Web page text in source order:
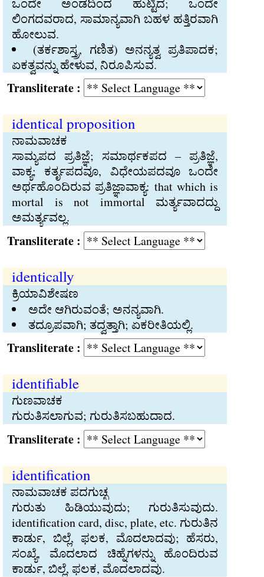
ಒಂದೇ ಅಂಡದಿಂದ ಹುಟ್ಟಿದ; ಒಂದೇ
ಲಿಂಗದವರಾದ, ಸಾಮಾನ್ಯವಾಗಿ ಬಹಳ ಹತ್ತಿರವಾಗಿ
ಹೋಲುವ.
(ತರ್ಕಶಾಸ್ತ್ರ, ಗಣಿತ) ಅನನ್ಯತ್ವ ಪ್ರತಿಪಾದಕ;
ಏಕತ್ವವನ್ನು ಹೇಳುವ, ನಿರೂಪಿಸುವ.
:
identical proposition
ನಾಮವಾಚಕ
ಸಾಮ್ಯಪದ ಪ್ರತಿಜ್ಞೆ; ಸಮಾರ್ಥಕಪದ – ಪ್ರತಿಜ್ಞೆ,
ವಾಕ್ಯ; ಕರ್ತೃಪದವೂ, ವಿಧೇಯಪದವೂ ಒಂದೇ
ಅರ್ಥಹೊಂದಿರುವ ಪ್ರತಿಜ್ಞಾವಾಕ್ಯ: that which is
mortal is not immortal ಮರ್ತ್ಯವಾದದ್ದು
ಅಮರ್ತ್ಯವಲ್ಲ.
:
identically
ಕ್ರಿಯಾವಿಶೇಷಣ
ಅದೇ ಆಗಿರುವಂತೆ; ಅನನ್ಯವಾಗಿ.
ತದ್ರೂಪವಾಗಿ; ತದ್ವತ್ತಾಗಿ; ಏಕರೀತಿಯಲ್ಲಿ.
:
identifiable
ಗುಣವಾಚಕ
ಗುರುತಿಸಲಾಗುವ; ಗುರುತಿಸಬಹುದಾದ.
:
identification
ನಾಮವಾಚಕ ಪದಗುಚ್ಛ
ಗುರುತು ಹಿಡಿಯುವುದು; ಗುರುತಿಸುವುದು.
identification card, disc, plate, etc. ಗುರುತಿನ
ಕಾರ್ಡು, ಬಿಲ್ಲೆ, ಫಲಕ, ಮೊದಲಾದವು; ಹೆಸರು,
ಸಂಖ್ಯೆ, ಮೊದಲಾದ ಚಿಹ್ನೆಗಳನ್ನು ಹೊಂದಿರುವ
ಕಾರ್ಡು, ಬಿಲ್ಲೆ, ಫಲಕ, ಮೊದಲಾದವು.